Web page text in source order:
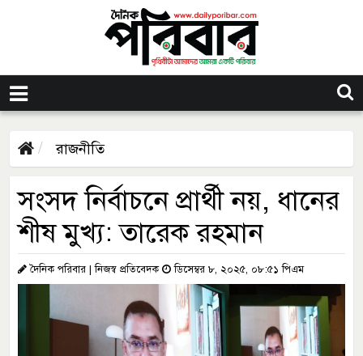
রাজনীতি
সংসদ নির্বাচনে প্রার্থী নয়, ধানের
শীষ মুখ্য: তারেক রহমান
দৈনিক পরিবার | নিজস্ব প্রতিবেদক ডিসেম্বর ৮, ২০২৫, ০৮:৫১ পিএম